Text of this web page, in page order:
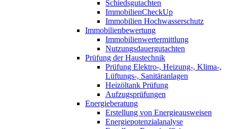
Schiedsgutachten
ImmobilienCheckUp
Immobilien Hochwasserschutz
Immobilienbewertung
Immobilienwertermittlung
Nutzungsdauergutachten
Prüfung der Haustechnik
Prüfung Elektro-, Heizung-, Klima-,
Lüftungs-, Sanitäranlagen
Heizöltank Prüfung
Aufzugsprüfungen
Energieberatung
Erstellung von Energieausweisen
Energiepotenzialanalyse